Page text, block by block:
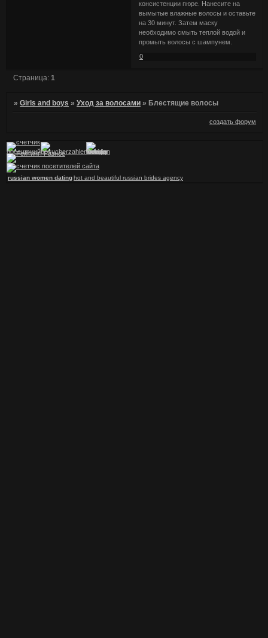
консистенции пюре. Нанесите на
вымытые влажные волосы и оставьте
на 30 минут. Затем маску
необходимо смыть теплой водой и
промыть волосы с шампунем.
0
Страница:1
»Girls and boys »Уход за волосами »Блестящие волосы
создать форум
russian women datinghot and beautiful russian brides agency